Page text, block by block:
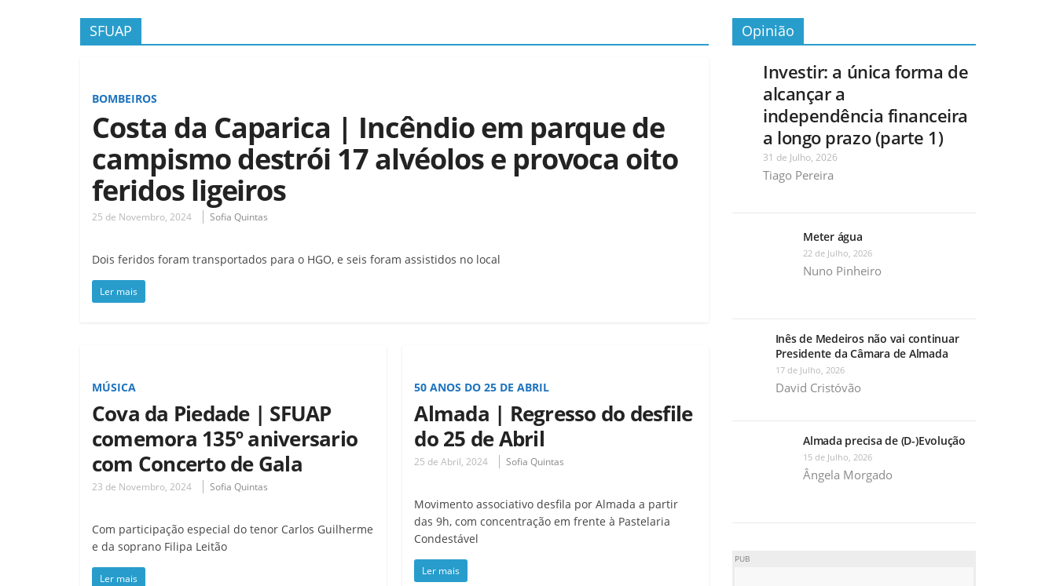
SFUAP
BOMBEIROS
Costa da Caparica | Incêndio em parque de
campismo destrói 17 alvéolos e provoca oito
feridos ligeiros
25 de Novembro, 2024 Sofia Quintas
Dois feridos foram transportados para o HGO, e seis foram assistidos no local
Ler mais
MÚSICA
Cova da Piedade | SFUAP
comemora 135º aniversario
com Concerto de Gala
23 de Novembro, 2024 Sofia Quintas
Com participação especial do tenor Carlos Guilherme
e da soprano Filipa Leitão
Ler mais
50 ANOS DO 25 DE ABRIL
Almada | Regresso do desfile
do 25 de Abril
25 de Abril, 2024 Sofia Quintas
Movimento associativo desfila por Almada a partir
das 9h, com concentração em frente à Pastelaria
Condestável
Ler mais
Opinião
Investir: a única forma de
alcançar a
independência financeira
a longo prazo (parte 1)
31 de Julho, 2026
Tiago Pereira
Meter água
22 de Julho, 2026
Nuno Pinheiro
Inês de Medeiros não vai continuar
Presidente da Câmara de Almada
17 de Julho, 2026
David Cristóvão
Almada precisa de (D-)Evolução
15 de Julho, 2026
Ângela Morgado
PUB